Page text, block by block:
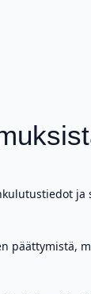
päättymistä,